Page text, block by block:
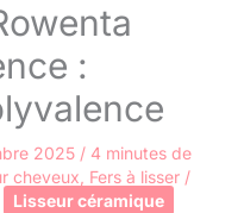
:
2025 / 4 minutes de
cheveux Fers à lisser /
Lisseur céramique